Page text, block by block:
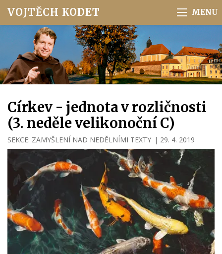
VOJTĚCH KODET
Církev - jednota v rozličnosti
(3. neděle velikonoční C)
SEKCE: ZAMYŠLENÍ NAD NEDĚLNÍMI TEXTY | 29. 4. 2019